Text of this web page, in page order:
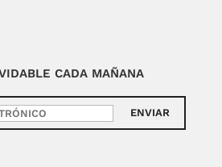
CADA MAÑANA
ENVIAR